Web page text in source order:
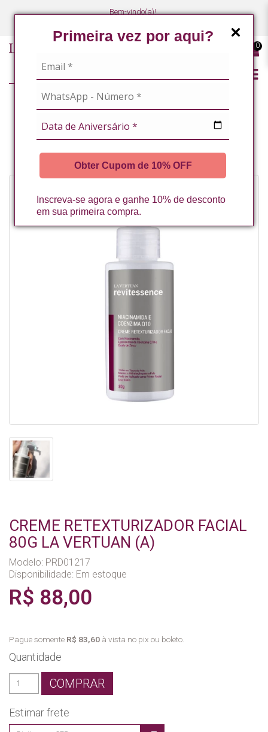
Primeira vez por aqui?
Obter Cupom de 10% OFF
Inscreva-se agora e ganhe 10% de desconto
em sua primeira compra.
Bem-vindo(a)!
0
CREME RETEXTURIZADOR FACIAL 80G LA VERTUAN (A)
CREME RETEXTURIZADOR FACIAL
80G LA VERTUAN (A)
Modelo: PRD01217
Disponibilidade: Em estoque
R$ 88,00
Pague somente R$ 83,60 à vista no pix ou boleto.
Quantidade
COMPRAR
Estimar frete